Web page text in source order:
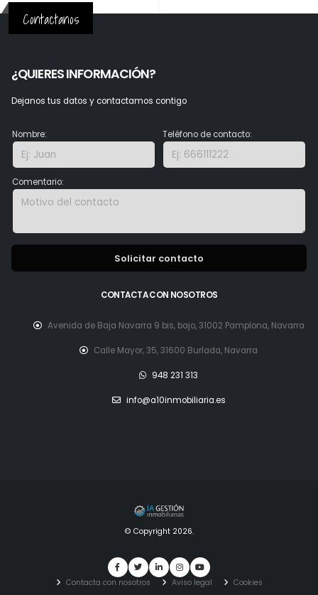
Contactanos
¿QUIERES INFORMACIÓN?
Dejanos tus datos y contactamos contigo
Nombre: Teléfono de contacto:
Comentario:
Solicitar contacto
CONTACTA CON NOSOTROS
Avenida de Baja Navarra 9 bis, bajo, 31002 Pamplona, Navarra
Calle Mayor, 35, 31600 Burlada, Navarra
948 231 313
info@a10inmobiliaria.es
© Copyright 2026.
Contacta con nosotros Aviso legal Cookies